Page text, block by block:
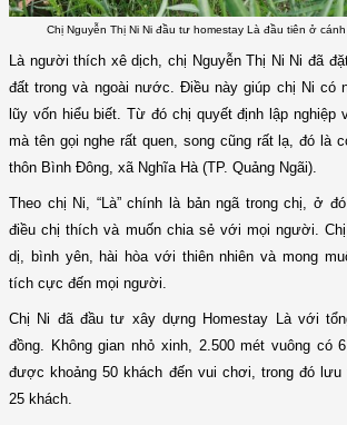
Chị Nguyễn Thị Ni Ni đầu tư homestay Là đầu tiên ở
Là người thích xê dịch, chị Nguyễn Thị Ni Ni đã
đất trong và ngoài nước. Điều này giúp chị Ni có
lũy vốn hiểu biết. Từ đó chị quyết định lập nghiệp
mà tên gọi nghe rất quen, song cũng rất lạ, đó là
thôn Bình Đông, xã Nghĩa Hà (TP. Quảng Ngãi).
Theo chị Ni, “Là” chính là bản ngã trong chị, ở
điều chị thích và muốn chia sẻ với mọi người.
dị, bình yên, hài hòa với thiên nhiên và mong
tích cực đến mọi người.
Chị Ni đã đầu tư xây dựng Homestay Là với
đồng. Không gian nhỏ xinh, 2.500 mét vuông có
được khoảng 50 khách đến vui chơi, trong đó
25 khách.